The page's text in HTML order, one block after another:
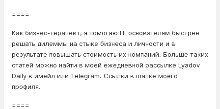
====
Как бизнес-терапевт, я помогаю IT-основателям быстрее
решать дилеммы на стыке бизнеса и личности и в
результате повышать стоимость их компаний. Больше таких
статей можно найти в моей ежедневной рассылке Lyadov
Daily в имейл или Telegram. Ссылки в шапке моего
профиля.
====